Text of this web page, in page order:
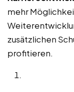
mehr
zusätzlichen
profitieren.